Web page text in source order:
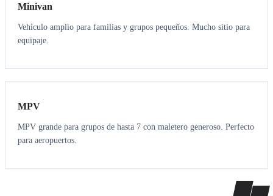
Minivan
Vehículo amplio para familias y grupos pequeños. Mucho sitio para
equipaje.
7 7
MPV
MPV grande para grupos de hasta 7 con maletero generoso. Perfecto
para aeropuertos.